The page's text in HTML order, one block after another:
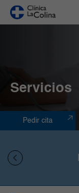
Servicios
Pedir cita